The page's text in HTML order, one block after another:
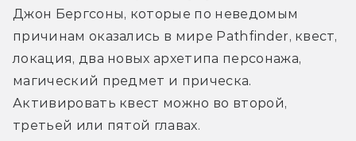
Джон Бергсоны, которые по неведомым
причинам оказались в мире Pathfinder, квест,
локация, два новых архетипа персонажа,
Активировать квест можно во второй,
третьей или пятой главах.